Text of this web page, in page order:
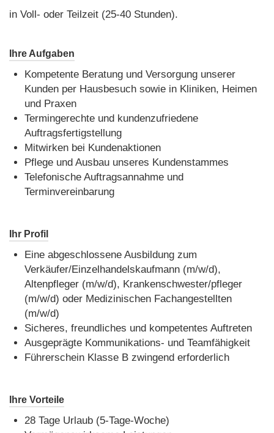
in Voll- oder Teilzeit (25-40 Stunden).
Ihre Aufgaben
Kompetente Beratung und Versorgung unserer
Kunden per Hausbesuch sowie in Kliniken, Heimen
und Praxen
Termingerechte und kundenzufriedene
Auftragsfertigstellung
Mitwirken bei Kundenaktionen
Pflege und Ausbau unseres Kundenstammes
Telefonische Auftragsannahme und
Terminvereinbarung
Ihr Profil
Eine abgeschlossene Ausbildung zum
Verkäufer/Einzelhandelskaufmann (m/w/d),
Altenpfleger (m/w/d), Krankenschwester/pfleger
(m/w/d) oder Medizinischen Fachangestellten
(m/w/d)
Sicheres, freundliches und kompetentes Auftreten
Ausgeprägte Kommunikations- und Teamfähigkeit
Führerschein Klasse B zwingend erforderlich
Ihre Vorteile
28 Tage Urlaub (5-Tage-Woche)